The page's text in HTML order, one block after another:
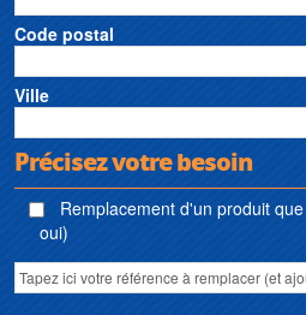
Code postal
Ville
Précisez votre besoin
Remplacement d'un produit
oui)